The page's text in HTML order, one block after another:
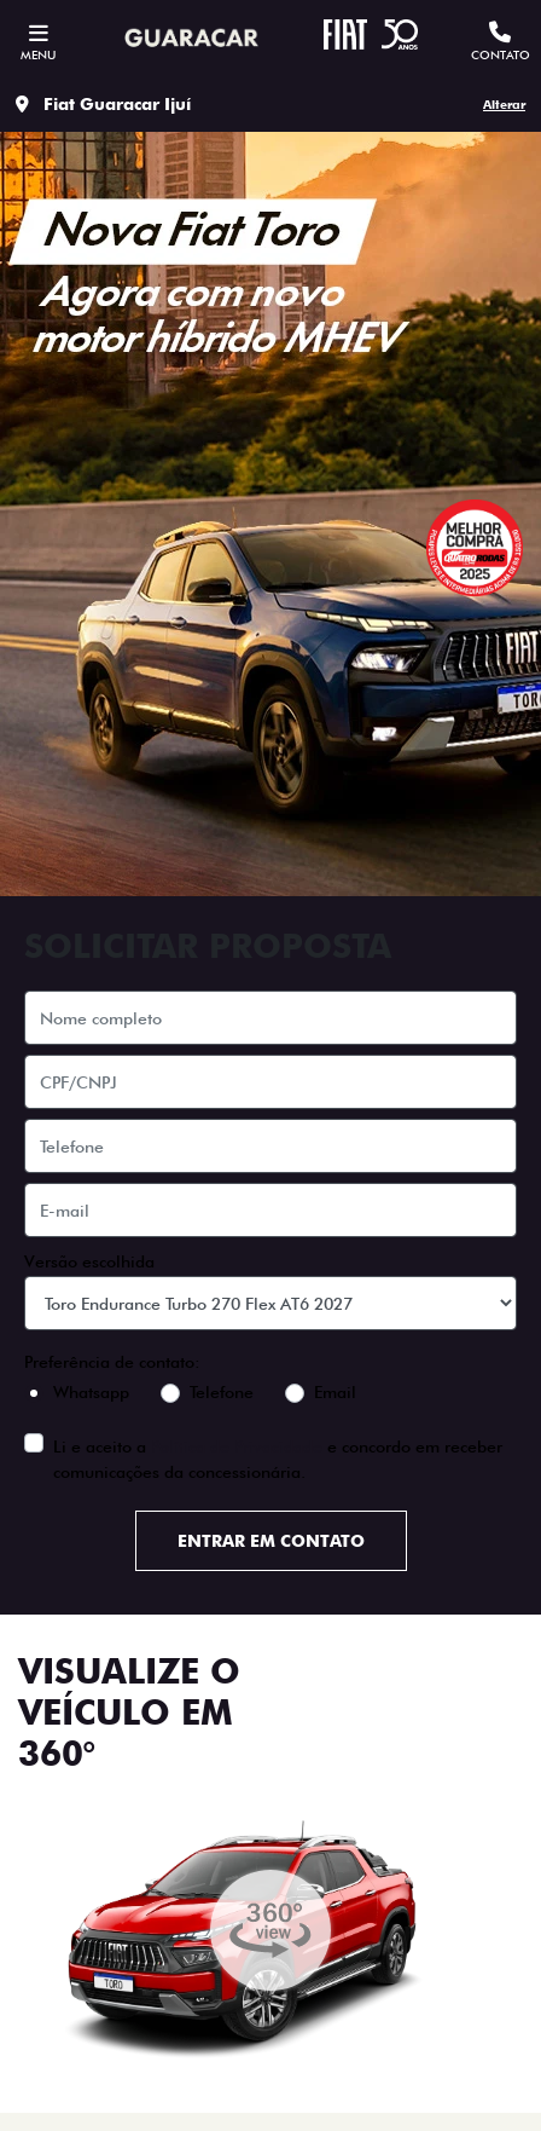
MENU CONTATO
Fiat Guaracar Ijuí Alterar
Versão escolhida
Preferência de contato:
Whatsapp
Telefone Email
Li e aceito a
e concordo em receber
comunicações da concessionária.
ENTRAR EM CONTATO
VISUALIZE O
VEÍCULO EM
360°